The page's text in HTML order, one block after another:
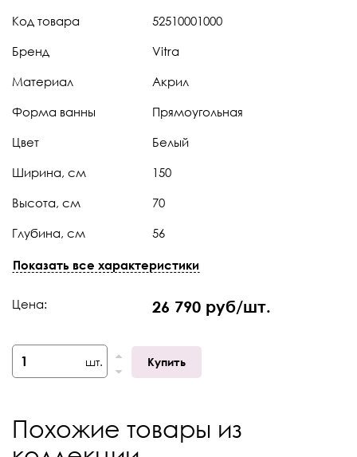
Код товара 52510001000
Бренд Vitra
Материал Акрил
Форма ванны Прямоугольная
Цвет Белый
Ширина, см 150
Высота, см 70
Глубина, см 56
Страна Турция
Показать все характеристики
Цена: 26 790 руб/шт.
шт. Купить
Похожие товары из